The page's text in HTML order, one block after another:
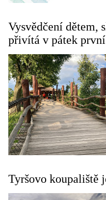
Vysvědčení dětem,
přivítá v pátek
Tyršovo koupaliště